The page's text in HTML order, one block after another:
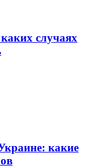
случаях
какие